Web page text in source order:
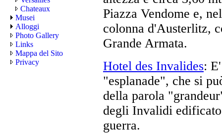
Chateaux
Musei
Alloggi
Photo Gallery
Links
Mappa del Sito
Privacy
Piazza Vendome e,
colonna d'Austerlitz,
Grande Armata.
Hotel des Invalides:
"esplanade", che si
della parola
degli Invalidi
guerra.